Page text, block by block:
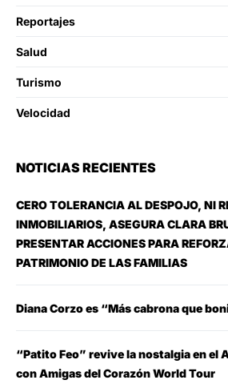
Reportajes
Salud
Turismo
Velocidad
NOTICIAS RECIENTES
CERO TOLERANCIA AL DESPOJO, NI
INMOBILIARIOS, ASEGURA CLARA
PRESENTAR ACCIONES PARA
PATRIMONIO DE LAS FAMILIAS
Diana Corzo es “Más cabrona que
“Patito Feo” revive la nostalgia en el
con Amigas del Corazón World Tour